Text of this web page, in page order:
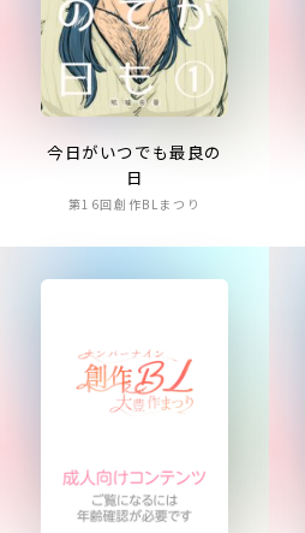
今日がいつでも最良の
日
第16回創作BLまつり